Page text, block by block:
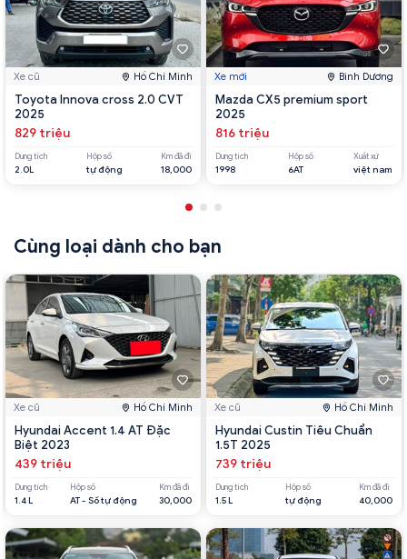
Xe cũ Hồ Chí Minh
Toyota Innova cross 2.0 CVT
2025
829 triệu
Dung tích
2.0L
Hộp số
tự động
Km đã đi
18,000
Xe mới Bình Dương
Mazda CX5 premium sport
2025
816 triệu
Dung tích
1998
Hộp số
6AT
Xuất xứ
việt nam
Cùng loại dành cho bạn
Xe cũ Hồ Chí Minh
Hyundai Accent 1.4 AT Đặc
Biệt 2023
439 triệu
Dung tích
1.4 L
Hộp số
AT - Số tự động
Km đã đi
30,000
Xe cũ Hồ Chí Minh
Hyundai Custin Tiêu Chuẩn
1.5T 2025
739 triệu
Dung tích
1.5 L
Hộp số
tự động
Km đã đi
40,000